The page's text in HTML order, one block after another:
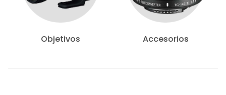
Objetivos Accesorios